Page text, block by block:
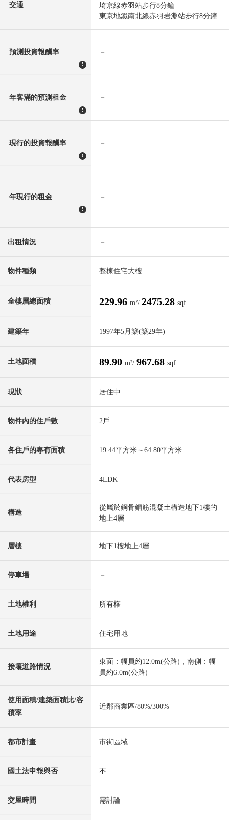
交通
埼京線赤羽站步行8分鐘
東京地鐵南北線赤羽岩淵站步行8分鐘
預測投資報酬率
!
－
年客滿的預測租金
!
－
現行的投資報酬率
!
－
年現行的租金
!
－
出租情況 －
物件種類 整棟住宅大樓
全樓層總面積 229.96 m²/ 2475.28 sqf
建築年 1997年5月築(築29年)
土地面積 89.90 m²/ 967.68 sqf
現狀 居住中
物件內的住戶數 2戶
各住戶的專有面積 19.44平方米～64.80平方米
代表房型 4LDK
構造
從屬於鋼骨鋼筋混凝土構造地下1樓的
地上4層
層樓 地下1樓地上4層
停車場 －
土地權利 所有權
土地用途 住宅用地
接壤道路情況
東面：幅員約12.0m(公路)，南側：幅
員約6.0m(公路)
使用面積/建築面積比/容
積率
近鄰商業區/80%/300%
都市計畫 市街區域
國土法申報與否 不
交屋時間 需討論